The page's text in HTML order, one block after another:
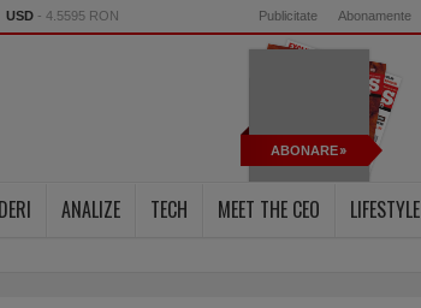
USD - 4.5595 RON Publicitate Abonamente
ABONARE
ANALIZE TECH MEET THE CEO LIFESTYLE